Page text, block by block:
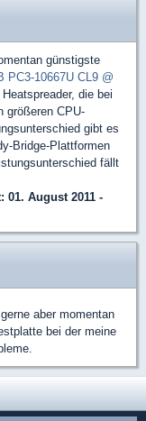
günstigste
PC3-10667U CL9 @
die bei
größeren CPU-
gibt es
Bridge-Plattformen
fällt
01. August 2011 -
aber momentan
bei der meine